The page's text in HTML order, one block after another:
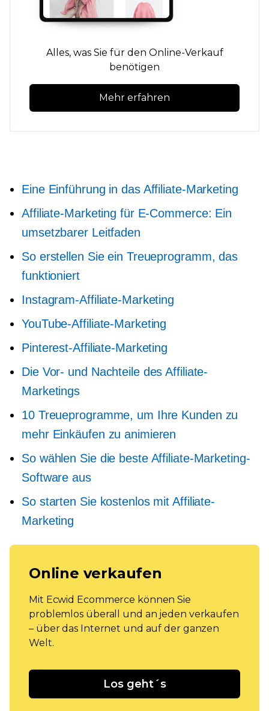
Alles, was Sie für den Online-Verkauf
benötigen
Mehr erfahren
Eine Einführung in das Affiliate-Marketing
Affiliate-Marketing für E-Commerce: Ein
umsetzbarer Leitfaden
So erstellen Sie ein Treueprogramm, das
funktioniert
Instagram-Affiliate-Marketing
YouTube-Affiliate-Marketing
Pinterest-Affiliate-Marketing
Die Vor- und Nachteile des Affiliate-
Marketings
10 Treueprogramme, um Ihre Kunden zu
mehr Einkäufen zu animieren
So wählen Sie die beste Affiliate-Marketing-
Software aus
So starten Sie kostenlos mit Affiliate-
Marketing
Online verkaufen
Mit Ecwid Ecommerce können Sie
problemlos überall und an jeden verkaufen
– über das Internet und auf der ganzen
Welt.
Los geht´s